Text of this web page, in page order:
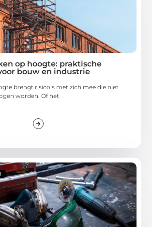
op hoogte: praktische
bouw en industrie
brengt risico’s met zich mee die niet
worden. Of het